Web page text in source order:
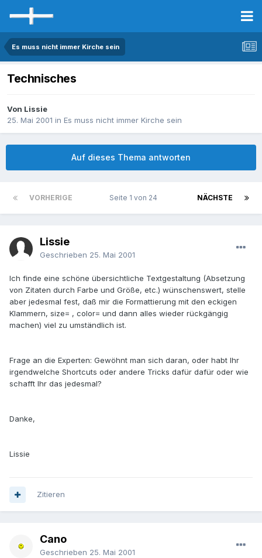
Es muss nicht immer Kirche sein
Technisches
Von Lissie
25. Mai 2001 in Es muss nicht immer Kirche sein
Auf dieses Thema antworten
VORHERIGE NÄCHSTE
Seite 1 von 24
Lissie
Geschrieben 25. Mai 2001
Ich finde eine schöne übersichtliche Textgestaltung (Absetzung
von Zitaten durch Farbe und Größe, etc.) wünschenswert, stelle
aber jedesmal fest, daß mir die Formattierung mit den eckigen
Klammern, size= , color= und dann alles wieder rückgängig
machen) viel zu umständlich ist.
Frage an die Experten: Gewöhnt man sich daran, oder habt Ihr
irgendwelche Shortcuts oder andere Tricks dafür dafür oder wie
schafft Ihr das jedesmal?
Danke,
Lissie
Zitieren
Cano
Geschrieben 25. Mai 2001